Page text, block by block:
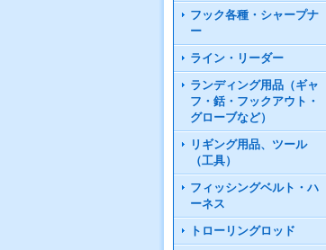
フック各種・シャープナ
ー
ライン・リーダー
ランディング用品（ギャ
フ・銛・フックアウト・
グローブなど）
リギング用品、ツール
（工具）
フィッシングベルト・ハ
ーネス
トローリングロッド